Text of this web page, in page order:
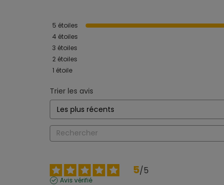
5 étoiles
4 étoiles
3 étoiles
2 étoiles
1 étoile
Trier les avis
5/5
Avis vérifié